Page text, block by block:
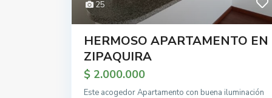
25
HERMOSO APARTAMENTO EN
ZIPAQUIRA
$ 2.000.000
Este acogedor Apartamento con buena iluminación